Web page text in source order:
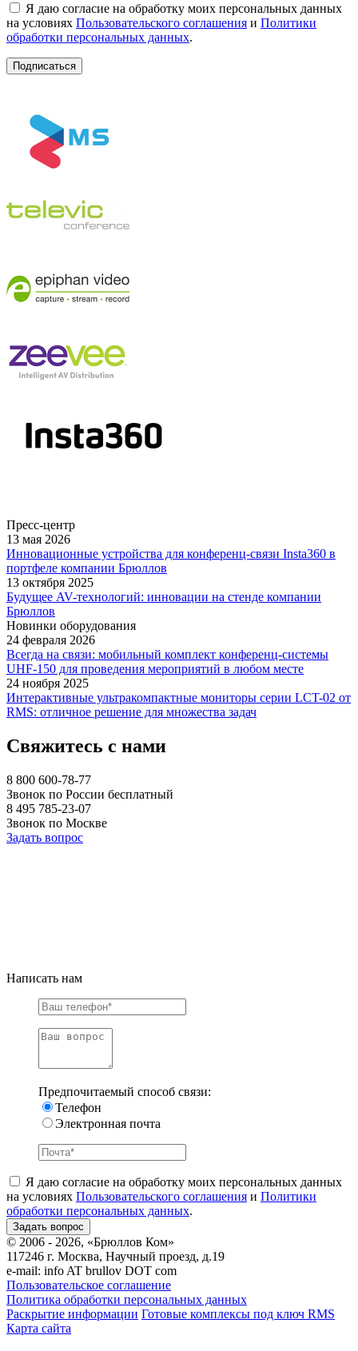
Я даю согласие на обработку моих персональных данных
на условиях Пользовательского соглашения и Политики
обработки персональных данных.
Пресс-центр
13 мая 2026
Инновационные устройства для конференц-связи Insta360 в
портфеле компании Брюллов
13 октября 2025
Будущее AV-технологий: инновации на стенде компании
Брюллов
Новинки оборудования
24 февраля 2026
Всегда на связи: мобильный комплект конференц-системы
UHF-150 для проведения мероприятий в любом месте
24 ноября 2025
Интерактивные ультракомпактные мониторы серии LCT-02 от
RMS: отличное решение для множества задач
Свяжитесь с нами
8 800 600-78-77
Звонок по России бесплатный
8 495 785-23-07
Звонок по Москве
Задать вопрос
Написать нам
Предпочитаемый способ связи:
Телефон
Электронная почта
Я даю согласие на обработку моих персональных данных
на условиях Пользовательского соглашения и Политики
обработки персональных данных.
© 2006 - 2026, «Брюллов Ком»
117246 г. Москва, Научный проезд, д.19
e-mail: info AT brullov DOT com
Пользовательское соглашение
Политика обработки персональных данных
Раскрытие информации Готовые комплексы под ключ RMS
Карта сайта